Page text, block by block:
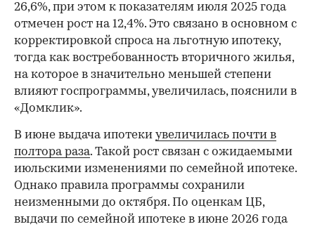
26,6%, при этом к показателям июля 2025 года
отмечен рост на 12,4%. Это связано в основном с
корректировкой спроса на льготную ипотеку,
тогда как востребованность вторичного жилья,
на которое в значительно меньшей степени
влияют госпрограммы, увеличилась, пояснили в
«Домклик».
В июне выдача ипотеки увеличилась почти в
полтора раза. Такой рост связан с ожидаемыми
июльскими изменениями по семейной ипотеке.
Однако правила программы сохранили
неизменными до октября. По оценкам ЦБ,
выдачи по семейной ипотеке в июне 2026 года